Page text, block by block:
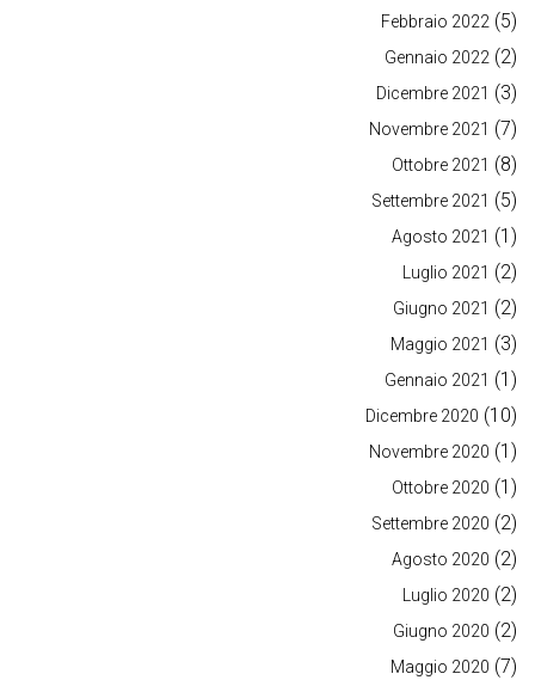
Febbraio 2022 (5)
Gennaio 2022 (2)
Dicembre 2021 (3)
Novembre 2021 (7)
Ottobre 2021 (8)
Settembre 2021 (5)
Agosto 2021 (1)
Luglio 2021 (2)
Giugno 2021 (2)
Maggio 2021 (3)
Gennaio 2021 (1)
Dicembre 2020 (10)
Novembre 2020 (1)
Ottobre 2020 (1)
Settembre 2020 (2)
Agosto 2020 (2)
Luglio 2020 (2)
Giugno 2020 (2)
Maggio 2020 (7)